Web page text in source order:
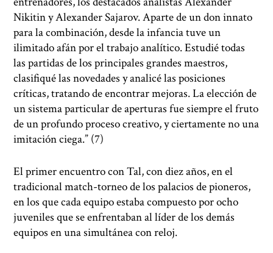
Nikitin y Alexander Sajarov. Aparte de un don innato
para la combinación, desde la infancia tuve un
ilimitado afán por el trabajo analítico. Estudié todas
las partidas de los principales grandes maestros,
clasifiqué las novedades y analicé las posiciones
críticas, tratando de encontrar mejoras. La elección de
un sistema particular de aperturas fue siempre el fruto
de un profundo proceso creativo, y ciertamente no una
imitación ciega.” (7)
El primer encuentro con Tal, con diez años, en el
tradicional match-torneo de los palacios de pioneros,
en los que cada equipo estaba compuesto por ocho
juveniles que se enfrentaban al líder de los demás
equipos en una simultánea con reloj.